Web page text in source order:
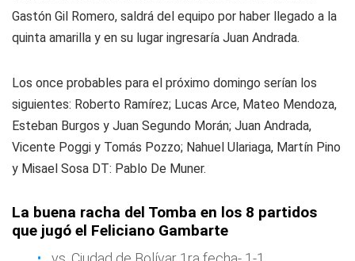
Gastón Gil Romero, saldrá del equipo por haber llegado a la
quinta amarilla y en su lugar ingresaría Juan Andrada.
Los once probables para el próximo domingo serían los
siguientes: Roberto Ramírez; Lucas Arce, Mateo Mendoza,
Esteban Burgos y Juan Segundo Morán; Juan Andrada,
Vicente Poggi y Tomás Pozzo; Nahuel Ulariaga, Martín Pino
y Misael Sosa DT: Pablo De Muner.
La buena racha del Tomba en los 8 partidos
que jugó el Feliciano Gambarte